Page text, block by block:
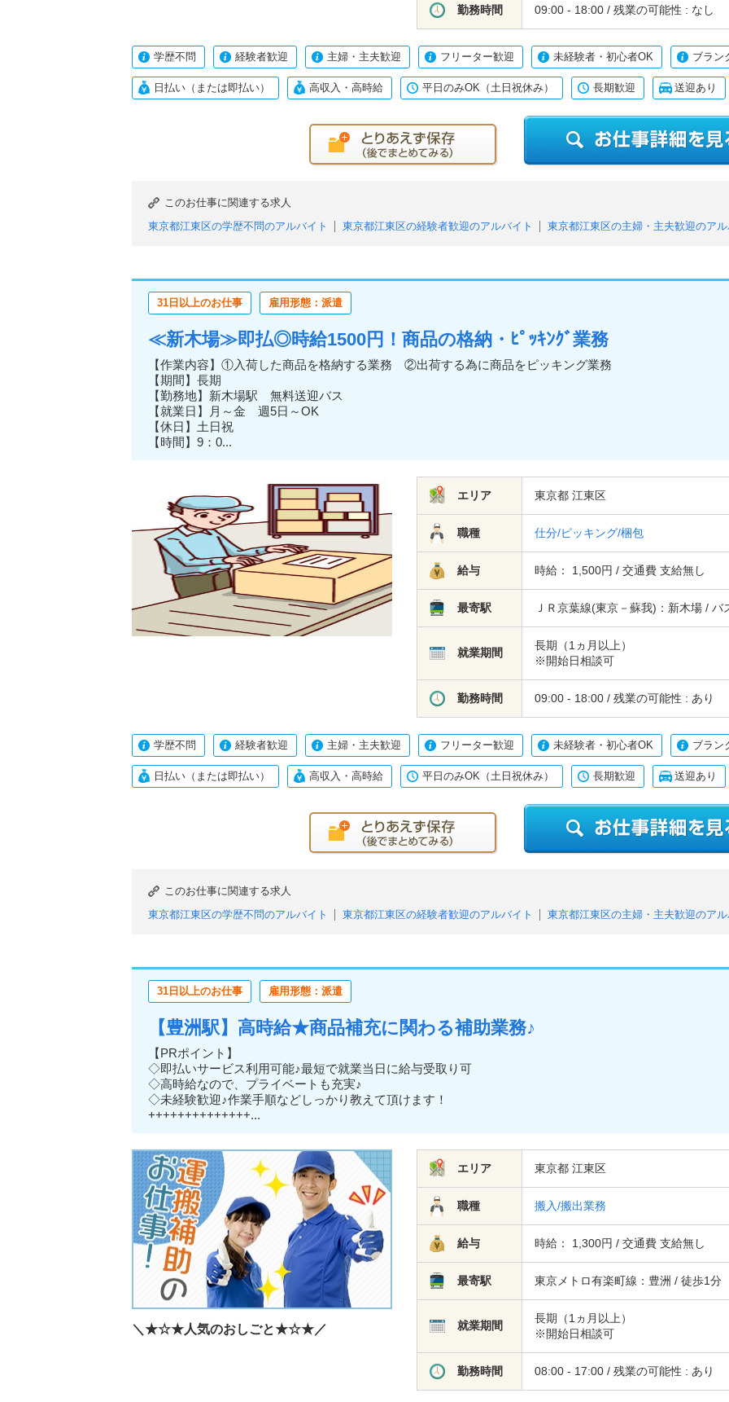
勤務時間 09:00 - 18:00 / 残業の可能性 : なし
学歴不問 経験者歓迎 主婦・主夫歓迎 フリーター歓迎 未経験者・初心者OK ブラン
日払い（または即払い） 高収入・高時給 平日のみOK（土日祝休み） 長期歓迎 送迎あり
このお仕事に関連する求人
東京都江東区の学歴不問のアルバイト
東京都江東区の経験者歓迎のアルバイト
東京都江東区の主婦・主夫歓迎のア
東京都江東区の平日のみOK（土日祝休み）のアルバイト
東京都江東区の長期歓迎のアルバイト
東京都江東区の送迎
31日以上のお仕事
雇用形態：派遣
≪新木場≫即払◎時給1500円！商品の格納・ﾋﾟｯｷﾝｸﾞ業務
【作業内容】①入荷した商品を格納する業務 ②出荷する為に商品をピッキング業務
【期間】長期
【勤務地】新木場駅 無料送迎バス
【就業日】月～金 週5日～OK
【休日】土日祝
【時間】9：0...
エリア 東京都 江東区
職種 仕分/ピッキング/梱包
給与 時給： 1,500円 / 交通費 支給無し
最寄駅 ＪＲ京葉線(東京－蘇我)：新木場 / バ
就業期間
長期（1ヵ月以上）
※開始日相談可
勤務時間 09:00 - 18:00 / 残業の可能性 : あり
学歴不問 経験者歓迎 主婦・主夫歓迎 フリーター歓迎 未経験者・初心者OK ブラン
日払い（または即払い） 高収入・高時給 平日のみOK（土日祝休み） 長期歓迎 送迎あり
このお仕事に関連する求人
東京都江東区の学歴不問のアルバイト
東京都江東区の経験者歓迎のアルバイト
東京都江東区の主婦・主夫歓迎のア
東京都江東区の平日のみOK（土日祝休み）のアルバイト
東京都江東区の長期歓迎のアルバイト
東京都江東区の送迎
31日以上のお仕事
雇用形態：派遣
【豊洲駅】高時給★商品補充に関わる補助業務♪
【PRポイント】
◇即払いサービス利用可能♪最短で就業当日に給与受取り可
◇高時給なので、プライベートも充実♪
◇未経験歓迎♪作業手順などしっかり教えて頂けます！
++++++++++++++...
＼★☆★人気のおしごと★☆★／
エリア 東京都 江東区
職種 搬入/搬出業務
給与 時給： 1,300円 / 交通費 支給無し
最寄駅 東京メトロ有楽町線：豊洲 / 徒歩1分
就業期間
長期（1ヵ月以上）
※開始日相談可
勤務時間 08:00 - 17:00 / 残業の可能性 : あり